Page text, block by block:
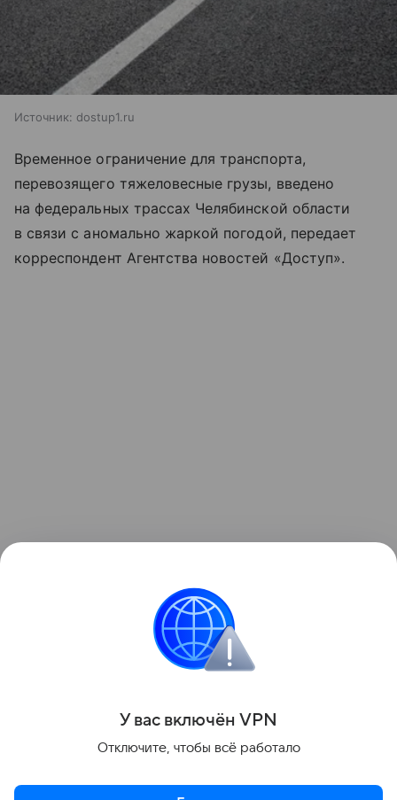
Источник: dostup1.ru
Временное ограничение для транспорта,
перевозящего тяжеловесные грузы, введено
на федеральных трассах Челябинской области
в связи с аномально жаркой погодой, передает
корреспондент Агентства новостей «Доступ».
Напомним, ограничение вводится «в целях
сохранности дорожного покрытия».
Поделиться
У вас включён VPN
Отключите, чтобы всё работало